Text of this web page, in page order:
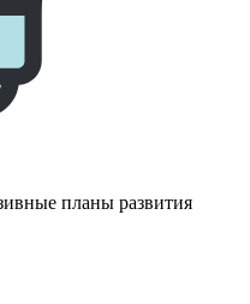
планы развития